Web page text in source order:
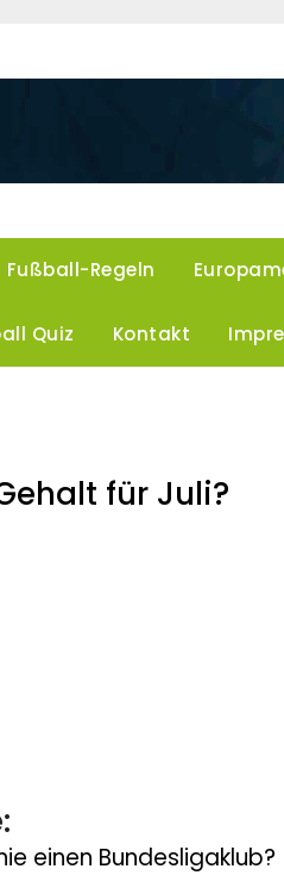
Fußball-Regeln
Quiz Kontakt
für Juli?
einen Bundesligaklub?